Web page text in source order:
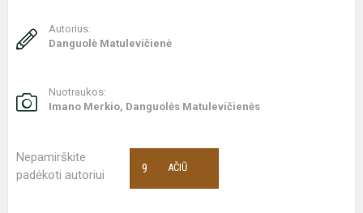
Autorius:
Danguolė Matulevičienė
Nuotraukos:
Imano Merkio, Danguolės Matulevičienės
Nepamirškite
padėkoti autoriui
AČIŪ
9